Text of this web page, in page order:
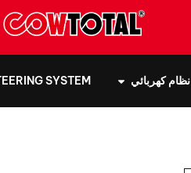
نظام كهربائي SYSTEM